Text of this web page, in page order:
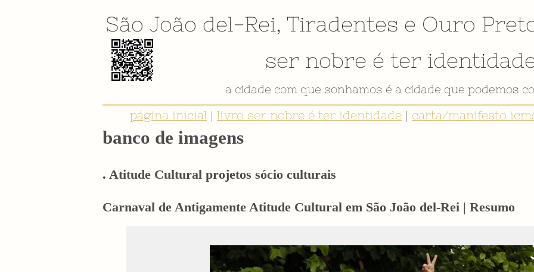
São João del-Rei, Tiradentes e Ouro
ser nobre é ter
VÍDEO INSTITUCIONAL
página inicial | livro ser nobre é ter identidade | carta/manifesto
banco de imagens
. Atitude Cultural projetos sócio culturais
Carnaval de Antigamente Atitude Cultural em São João del-Rei | Resumo